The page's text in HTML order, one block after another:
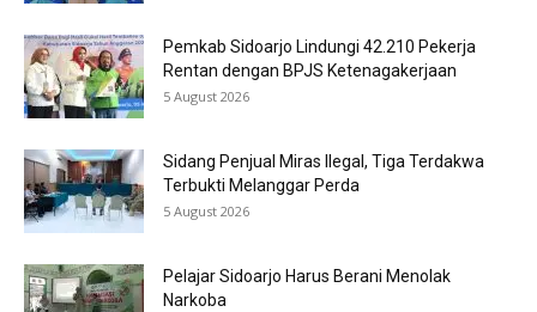
Pemkab Sidoarjo Lindungi 42.210 Pekerja
Rentan dengan BPJS Ketenagakerjaan
5 August 2026
Sidang Penjual Miras Ilegal, Tiga Terdakwa
Terbukti Melanggar Perda
5 August 2026
Pelajar Sidoarjo Harus Berani Menolak
Narkoba